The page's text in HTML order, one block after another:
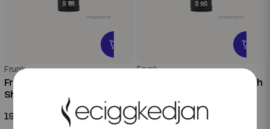
Frunk
Frunk Bar | Liquorice | 100ml
Shortfill
199 kr
Frunk
Frunk Bar | Pineapple Peach
199 kr